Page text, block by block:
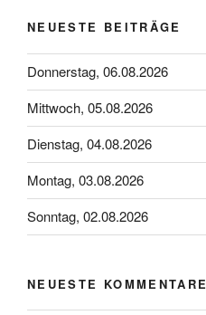
NEUESTE BEITRÄGE
Donnerstag, 06.08.2026
Mittwoch, 05.08.2026
Dienstag, 04.08.2026
Montag, 03.08.2026
Sonntag, 02.08.2026
NEUESTE KOMMENTARE